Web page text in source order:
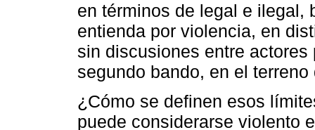
en términos de legal e ilegal,
entienda por violencia, en
sin discusiones entre
segundo bando, en el
¿Cómo se definen esos
puede considerarse violento